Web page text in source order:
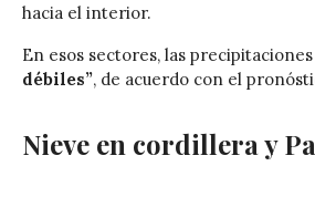
hacia el interior.
En esos sectores, las
débiles”, de acuerdo con el
Nieve en cordillera y